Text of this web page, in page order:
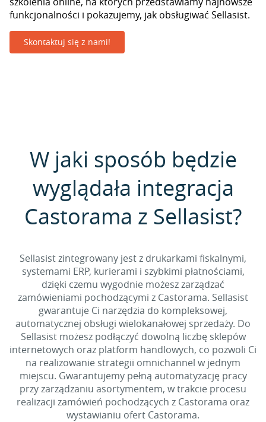
funkcjonalności i pokazujemy, jak obsługiwać Sellasist.
Skontaktuj się z nami!
W jaki sposób będzie
wyglądała integracja
Castorama z Sellasist?
Sellasist zintegrowany jest z drukarkami fiskalnymi,
systemami ERP, kurierami i szybkimi płatnościami,
dzięki czemu wygodnie możesz zarządzać
zamówieniami pochodzącymi z Castorama. Sellasist
gwarantuje Ci narzędzia do kompleksowej,
automatycznej obsługi wielokanałowej sprzedaży. Do
Sellasist możesz podłączyć dowolną liczbę sklepów
internetowych oraz platform handlowych, co pozwoli Ci
na realizowanie strategii omnichannel w jednym
miejscu. Gwarantujemy pełną automatyzację pracy
przy zarządzaniu asortymentem, w trakcie procesu
realizacji zamówień pochodzących z Castorama oraz
wystawianiu ofert Castorama.